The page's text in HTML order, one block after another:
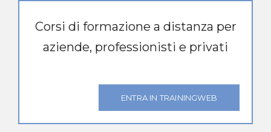
Corsi di formazione a distanza per
aziende, professionisti e privati
ENTRA IN TRAININGWEB